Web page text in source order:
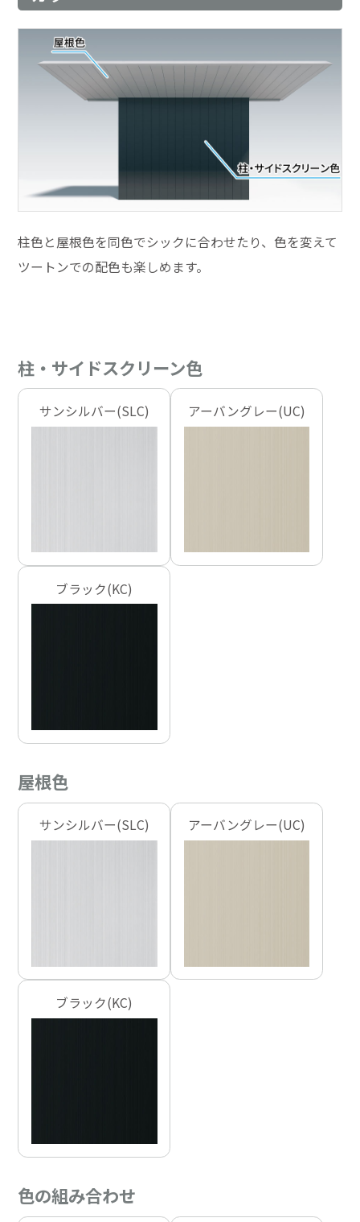
柱色と屋根色を同色でシックに合わせたり、色を変えて
ツートンでの配色も楽しめます。
柱・サイドスクリーン色
サンシルバー(SLC) アーバングレー(UC)
ブラック(KC)
屋根色
サンシルバー(SLC) アーバングレー(UC)
ブラック(KC)
色の組み合わせ